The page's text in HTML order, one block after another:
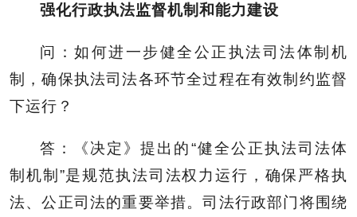
强化行政执法监督机制和能力建设
问：如何进一步健全公正执法司法体制机
制，确保执法司法各环节全过程在有效制约监督
下运行？
答：《决定》提出的“健全公正执法司法体
制机制”是规范执法司法权力运行，确保严格执
法、公正司法的重要举措。司法行政部门将围绕